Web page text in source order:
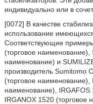
индивидуально или в
[0072] В качестве
использование
Соответствующие
(торговое наименование),
наименование) и
производитель Sumitomo
(торговое наименование),
наименование), IRGAFOS
IRGANOX 1520 (торговое